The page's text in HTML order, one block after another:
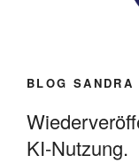
BLOG SANDRA
KI-Nutzung.